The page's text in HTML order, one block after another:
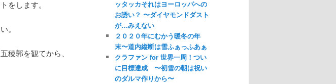
をします。
。
稜郭を観てから、
ッタッカそれはヨーロッパへの
お誘い？ 〜ダイヤモンドダスト
が…みえない
２０２０年にむかう暖冬の年
末〜道内縦断は雪ふぁっふあぁ
クラファン for 世界一周！つい
に目標達成 〜初雪の朝は祝い
のダルマ作りから〜